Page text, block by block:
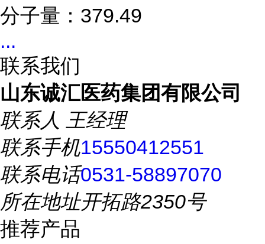
分子量：379.49
...
联系我们
山东诚汇医药集团有限公司
联系人 王经理
联系手机15550412551
联系电话0531-58897070
所在地址开拓路2350号
推荐产品